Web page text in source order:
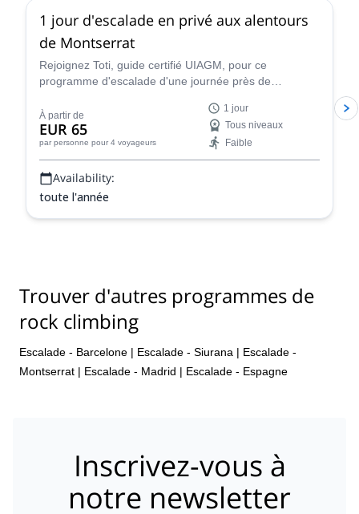
1 jour d'escalade en privé aux alentours
de Montserrat
Rejoignez Toti, guide certifié UIAGM, pour ce
programme d'escalade d'une journée près de
simples ou en grandes voies à Montserrat !
À partir de
EUR 65
par personne pour 4 voyageurs
1 jour
Tous niveaux
Faible
Availability:
toute l'année
Trouver d'autres programmes de
rock climbing
Escalade - Barcelone | Escalade - Siurana | Escalade -
Montserrat | Escalade - Madrid | Escalade - Espagne
Inscrivez-vous à
notre newsletter